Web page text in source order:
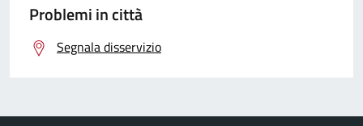
Problemi in città
Segnala disservizio